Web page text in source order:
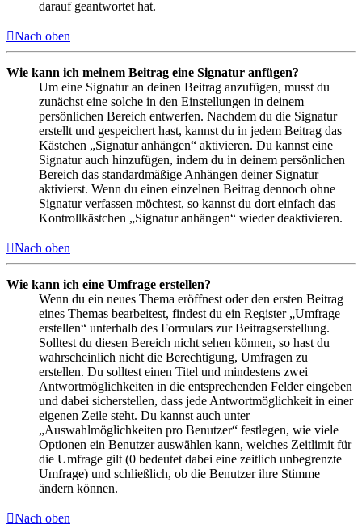
darauf geantwortet hat.
Nach oben
Wie kann ich meinem Beitrag eine Signatur anfügen?
Um eine Signatur an deinen Beitrag anzufügen, musst du
zunächst eine solche in den Einstellungen in deinem
persönlichen Bereich entwerfen. Nachdem du die Signatur
erstellt und gespeichert hast, kannst du in jedem Beitrag das
Kästchen „Signatur anhängen“ aktivieren. Du kannst eine
Signatur auch hinzufügen, indem du in deinem persönlichen
Bereich das standardmäßige Anhängen deiner Signatur
aktivierst. Wenn du einen einzelnen Beitrag dennoch ohne
Signatur verfassen möchtest, so kannst du dort einfach das
Kontrollkästchen „Signatur anhängen“ wieder deaktivieren.
Nach oben
Wie kann ich eine Umfrage erstellen?
Wenn du ein neues Thema eröffnest oder den ersten Beitrag
eines Themas bearbeitest, findest du ein Register „Umfrage
erstellen“ unterhalb des Formulars zur Beitragserstellung.
Solltest du diesen Bereich nicht sehen können, so hast du
wahrscheinlich nicht die Berechtigung, Umfragen zu
erstellen. Du solltest einen Titel und mindestens zwei
Antwortmöglichkeiten in die entsprechenden Felder eingeben
und dabei sicherstellen, dass jede Antwortmöglichkeit in einer
eigenen Zeile steht. Du kannst auch unter
„Auswahlmöglichkeiten pro Benutzer“ festlegen, wie viele
Optionen ein Benutzer auswählen kann, welches Zeitlimit für
die Umfrage gilt (0 bedeutet dabei eine zeitlich unbegrenzte
Umfrage) und schließlich, ob die Benutzer ihre Stimme
ändern können.
Nach oben